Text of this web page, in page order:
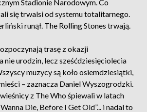
Stadionie Narodowym. Co
się trwalsi od systemu totalitarnego.
runął. The Rolling Stones trwają.
trasę z okazji
nie urodzin, lecz sześćdziesięciolecia
muzycy są koło osiemdziesiątki,
– zaznacza Daniel Wyszogrodzki.
z The Who śpiewali w latach
Die, Before I Get Old”... i nadal to